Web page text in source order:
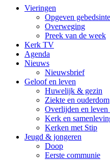
Vieringen
Opgeven
Overweging
Preek van de week
Kerk TV
Agenda
Nieuws
Nieuwsbrief
Geloof en leven
Huwelijk & gezin
Ziekte en ouderdom
Overlijden en leven
Kerk en
Kerken met Stip
Jeugd & jongeren
Doop
Eerste communie